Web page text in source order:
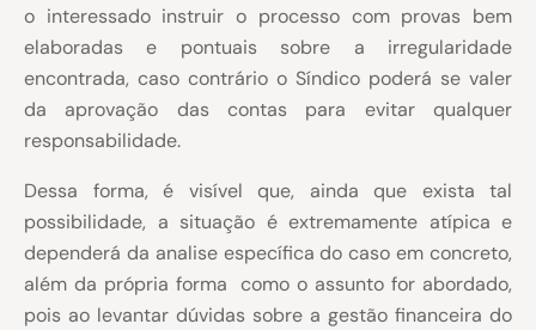
o interessado instruir o processo com provas bem
elaboradas e pontuais sobre a irregularidade
encontrada, caso contrário o Síndico poderá se valer
da aprovação das contas para evitar qualquer
responsabilidade.
Dessa forma, é visível que, ainda que exista tal
possibilidade, a situação é extremamente atípica e
dependerá da analise específica do caso em concreto,
além da própria forma como o assunto for abordado,
pois ao levantar dúvidas sobre a gestão financeira do